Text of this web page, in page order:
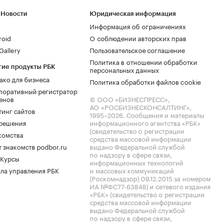
продукты РБК
для бизнеса
регистратор
сайтов
знакомств podbor.ru
управления РБК
Юридическая информация
Информация об ограничениях
О соблюдении авторских прав
Пользовательское соглашение
Политика в отношении обработки
персональных данных
Политика обработки файлов cookie
© ООО «БИЗНЕСПРЕСС»,
АО «РОСБИЗНЕСКОНСАЛТИНГ»,
1995–2026. Сообщения и материалы
информационного агентства «РБК»
(свидетельство о регистрации
средства массовой информации
выдано Федеральной службой
по надзору в сфере связи,
информационных технологий
и массовых коммуникаций
(Роскомнадзор) 09.12.2015 за номером
ИА №ФС77-63848) и сетевого издания
«РБК» (свидетельство о регистрации
средства массовой информации
выдано Федеральной службой
по надзору в сфере связи,